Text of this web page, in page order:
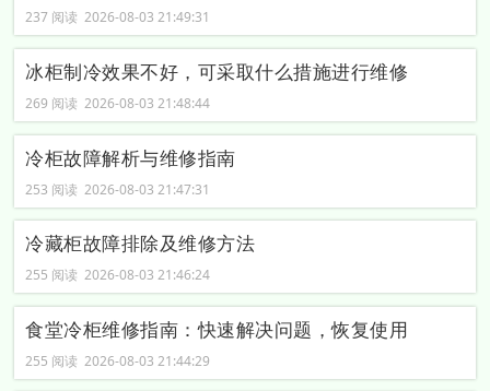
237 阅读 2026-08-03 21:49:31
冰柜制冷效果不好，可采取什么措施进行维修
269 阅读 2026-08-03 21:48:44
冷柜故障解析与维修指南
253 阅读 2026-08-03 21:47:31
冷藏柜故障排除及维修方法
255 阅读 2026-08-03 21:46:24
食堂冷柜维修指南：快速解决问题，恢复使用
255 阅读 2026-08-03 21:44:29